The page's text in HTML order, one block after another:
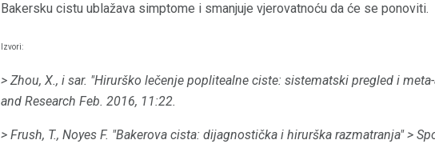
Bakersku cistu ublažava simptome i smanjuje vjerovatnoću da će se ponoviti.
Izvori:
> Zhou, X., i sar. "Hirurško lečenje poplitealne ciste: sistematski pregled i
and Research Feb. 2016, 11:22.
> Frush, T., Noyes F. "Bakerova cista: dijagnostička i hirurška razmatranja" >